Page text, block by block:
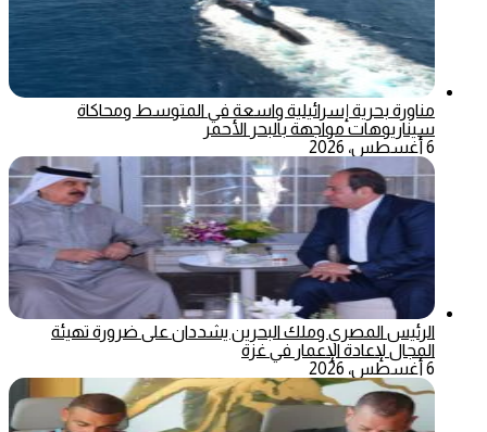
مناورة بحرية إسرائيلية واسعة في المتوسط ومحاكاة
سيناريوهات مواجهة بالبحر الأحمر
6 أغسطس، 2026
الرئيس المصري وملك البحرين يشددان على ضرورة تهيئة
المجال لإعادة الإعمار في غزة
6 أغسطس، 2026